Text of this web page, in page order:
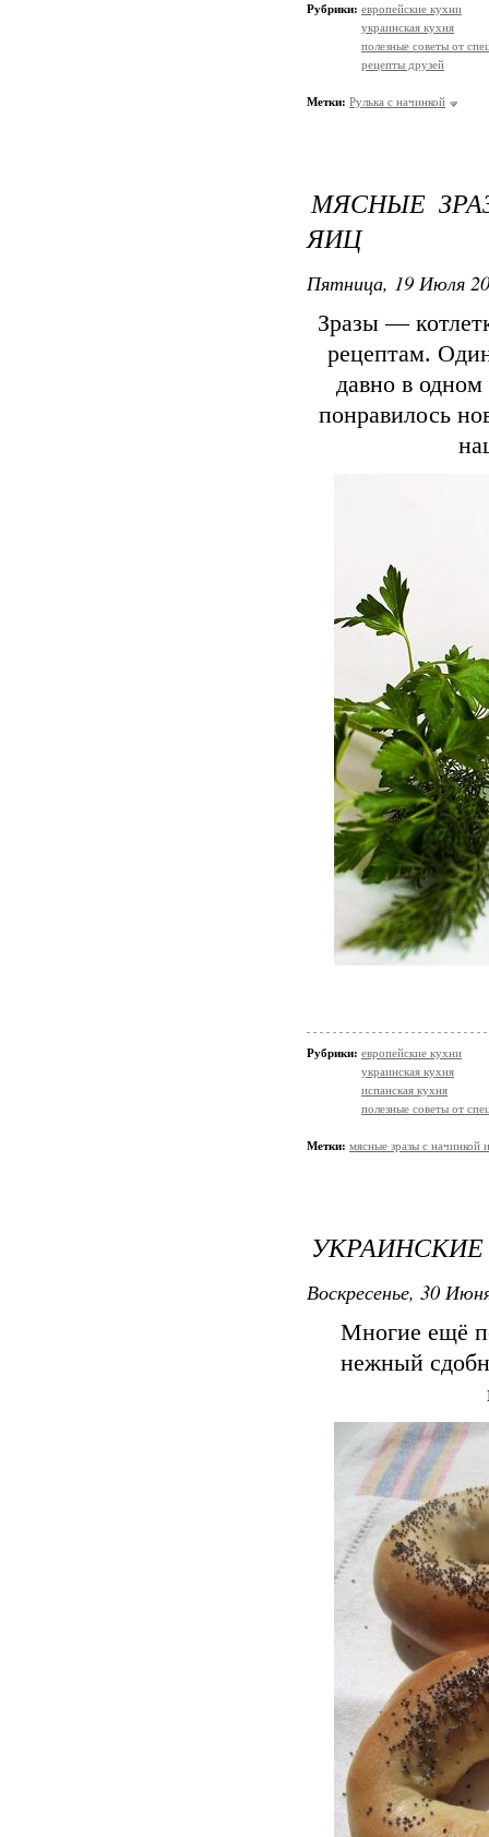
Рубрики: европейские кухни
украинская кухня
полезные советы от
рецепты друзей
Метки: Рулька с начинкой
МЯСНЫЕ
ЯИЦ
Пятница, 19 Июля
Зразы —
рецептам.
давно в
понравилось
Рубрики: европейские кухни
украинская кухня
испанская кухня
полезные советы от
Метки: мясные зразы с начинкой
Воскресенье, 30
Многие ещё
нежный